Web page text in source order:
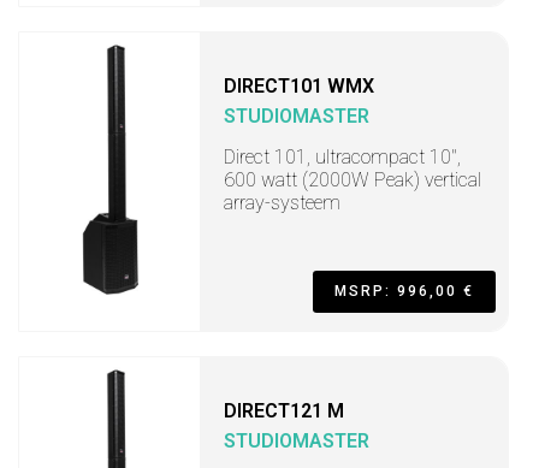
DIRECT101 WMX
STUDIOMASTER
Direct 101, ultracompact 10",
600 watt (2000W Peak) vertical
array-systeem
MSRP: 996,00 €
DIRECT121 M
STUDIOMASTER